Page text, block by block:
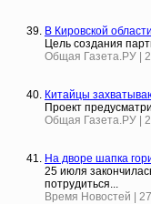
В Кировской
Цель создания
Общая Газета.РУ |
Китайцы
Проект
Общая Газета.РУ |
На дворе шапка
25 июля
потрудиться...
Время Новостей |